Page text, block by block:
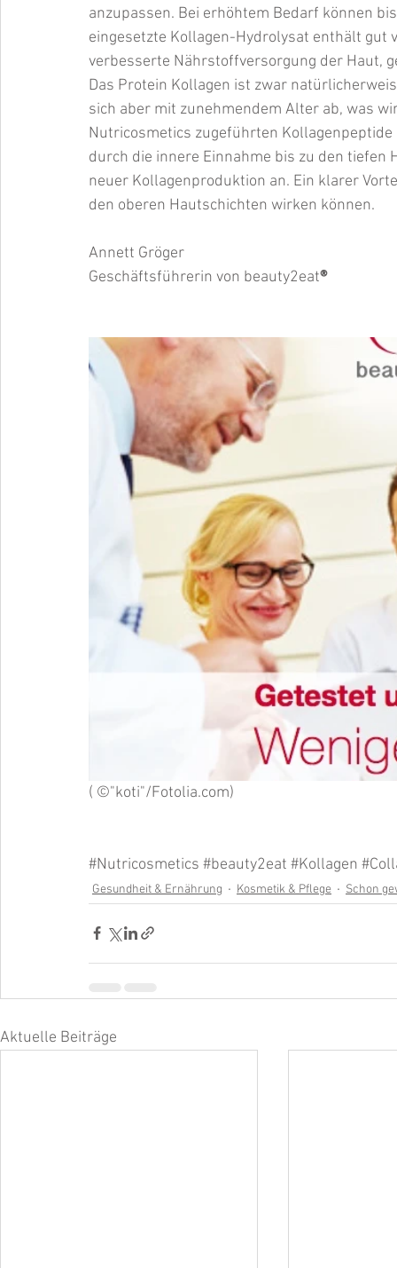
anzupassen. Bei erhöhtem Bedarf können
eingesetzte Kollagen-Hydrolysat enthält
verbesserte Nährstoffversorgung der Haut,
Das Protein Kollagen ist zwar
sich aber mit zunehmendem Alter ab, was
Nutricosmetics zugeführten
durch die innere Einnahme bis zu den
neuer Kollagenproduktion an. Ein klarer
den oberen Hautschichten wirken können.
Annett Gröger
Geschäftsführerin von beauty2eat®
( ©"koti"/Fotolia.com)
#Nutricosmetics #beauty2eat #Kollagen
Gesundheit & Ernährung Kosmetik & Pflege Schon
Aktuelle Beiträge